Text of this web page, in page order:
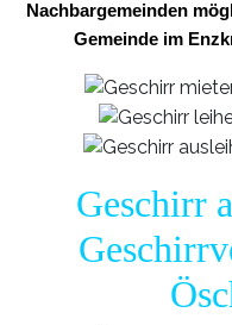
Nachbargemeinden
Gemeinde im
Geschirr